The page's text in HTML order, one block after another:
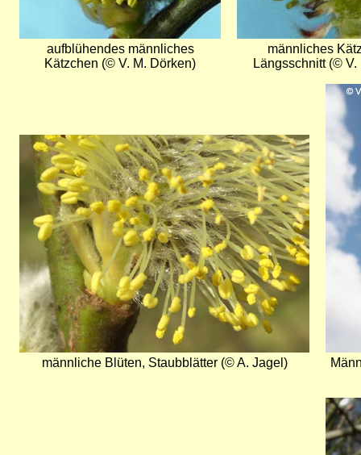
aufblühendes männliches
Kätzchen (© V. M. Dörken)
männliches
Längsschnitt (© V.
Bild
männliche Blüten, Staubblätter (© A. Jagel)
Bild
Bild